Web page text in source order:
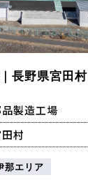
長野県宮田村
製造工場
村
那エリア